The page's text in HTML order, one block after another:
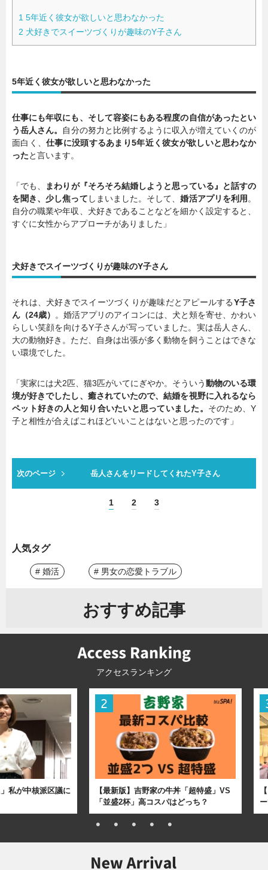
1 5年近く彼女が欲しいと思わなかった
2 犬好きでスイーツづくりが趣味のY子さん
5年近く彼女が欲しいと思わなかった
仕事にも年収にも、そして容姿にもある程度の自信があったとい
う岳人さん。 自分の努力と比例するように収入が増えていくのが
面白く、仕事に没頭するあまり5年近く彼女が欲しいと思わなか
ったと言います。
「でも、
まわりが『そろそろ結婚しようと思っている』と話すの
を聞き、少し焦って しまいました。そして、婚活アプリを利用 。
自分の職業や年収、犬好きであることなどを細かく設定すると、
すぐに女性からアプローチがありました」
犬好きでスイーツづくりが趣味のY子さん
それは、犬好きでスイーツづくりが趣味だとアピールするY子さ
ん（24歳）
。婚活アプリのアイコンには、犬と頬を寄せ、かわい
らしい笑顔を向けるY子さんが写っていました。実は岳人さん、
大の動物好き。ただ、自身は出張が多く動物を飼うことはできな
い環境でした。
「実家には犬2匹、猫3匹がいてにぎやか。そういう動物のいる環
境が好きでしたし、癒されていたので、結婚を視野に入れるなら
ペット好きの人と知り合いたいと思っていました。 そのため、Y
子と相性が合えばこれほどいいことはないと思ったのです」
次のページ 岳人さんをリードしてくれたY子さん
1 2 3
人気タグ
# 婚活 # 男女の恋愛トラブル
おすすめ記事
アクセスランキング
私が中核派区議に
【最新版】吉野家の牛丼「超特盛」VS
「並盛2杯」高コスパはどっち？